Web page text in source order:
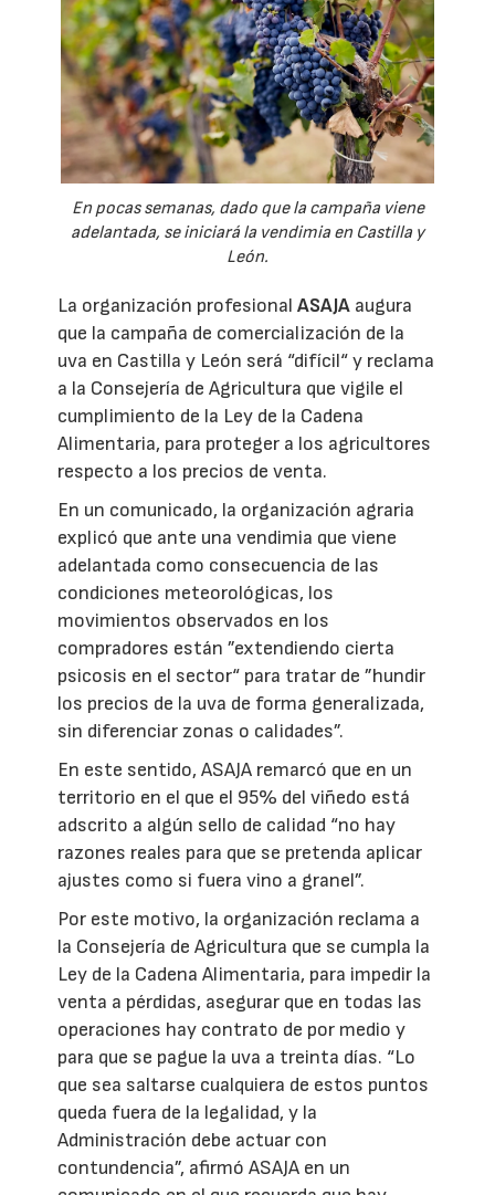
En pocas semanas, dado que la campaña viene
adelantada, se iniciará la vendimia en Castilla y
León.
La organización profesionalASAJA augura
que la campaña de comercialización de la
uva en Castilla y León será “difícil“ y reclama
a la Consejería de Agricultura que vigile el
cumplimiento de la Ley de la Cadena
Alimentaria, para proteger a los agricultores
respecto a los precios de venta.
En un comunicado, la organización agraria
explicó que ante una vendimia que viene
adelantada como consecuencia de las
condiciones meteorológicas, los
movimientos observados en los
compradores están ”extendiendo cierta
psicosis en el sector“ para tratar de ”hundir
los precios de la uva de forma generalizada,
sin diferenciar zonas o calidades”.
En este sentido, ASAJA remarcó que en un
territorio en el que el 95% del viñedo está
adscrito a algún sello de calidad “no hay
razones reales para que se pretenda aplicar
ajustes como si fuera vino a granel”.
Por este motivo, la organización reclama a
la Consejería de Agricultura que se cumpla la
Ley de la Cadena Alimentaria, para impedir la
venta a pérdidas, asegurar que en todas las
operaciones hay contrato de por medio y
para que se pague la uva a treinta días. “Lo
que sea saltarse cualquiera de estos puntos
queda fuera de la legalidad, y la
Administración debe actuar con
contundencia”, afirmó ASAJA en un